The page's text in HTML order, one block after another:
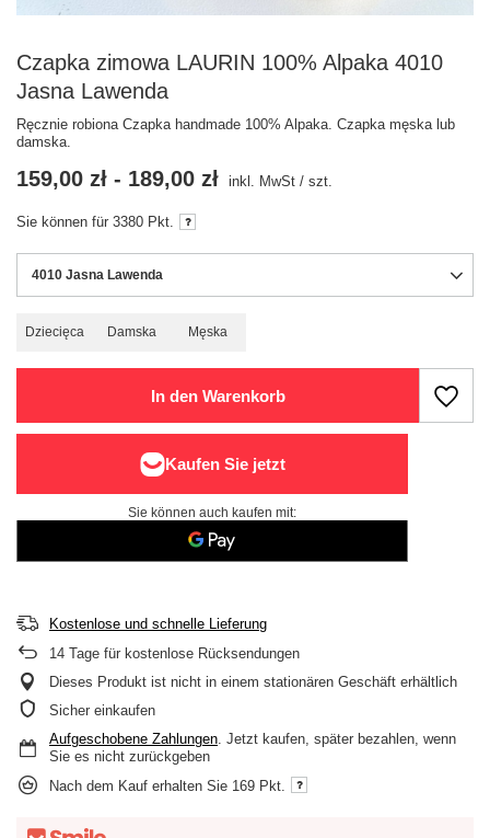
Czapka zimowa LAURIN 100% Alpaka 4010
Jasna Lawenda
Ręcznie robiona Czapka handmade 100% Alpaka. Czapka męska lub
damska.
4010 Jasna Lawenda
Dziecięca Damska Męska
159,00 zł - 189,00 zł inkl. MwSt / szt.
Sie können für 3380 Pkt.
In den Warenkorb
Sie können auch kaufen mit:
Kostenlose und schnelle Lieferung
14 Tage für kostenlose Rücksendungen
Dieses Produkt ist nicht in einem stationären Geschäft erhältlich
Sicher einkaufen
Aufgeschobene Zahlungen. Jetzt kaufen, später bezahlen, wenn
Sie es nicht zurückgeben
Nach dem Kauf erhalten Sie 169 Pkt.